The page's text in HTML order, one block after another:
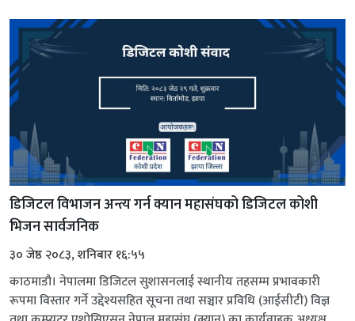
डिजिटल विभाजन अन्त्य गर्न क्यान महासंघको डिजिटल कोशी
भिजन सार्वजनिक
३० जेष्ठ २०८३, शनिबार १६:५५
काठमाडौ। नेपालमा डिजिटल सुशासनलाई स्थानीय तहसम्म प्रभावकारी
रूपमा विस्तार गर्ने उद्देश्यसहित सूचना तथा सञ्चार प्रविधि (आईसीटी) विज्ञ